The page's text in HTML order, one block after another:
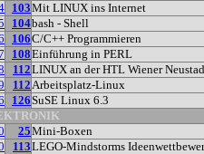
103Mit LINUX ins Internet
104bash - Shell
106C/C++ Programmieren
108Einführung in PERL
112LINUX an der HTL Wiener
112Arbeitsplatz-Linux
126SuSE Linux 6.3
25Mini-Boxen
113LEGO-Mindstorms